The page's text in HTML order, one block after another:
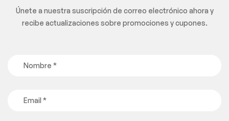
Únete a nuestra suscripción de correo electrónico ahora y
recibe actualizaciones sobre promociones y cupones.